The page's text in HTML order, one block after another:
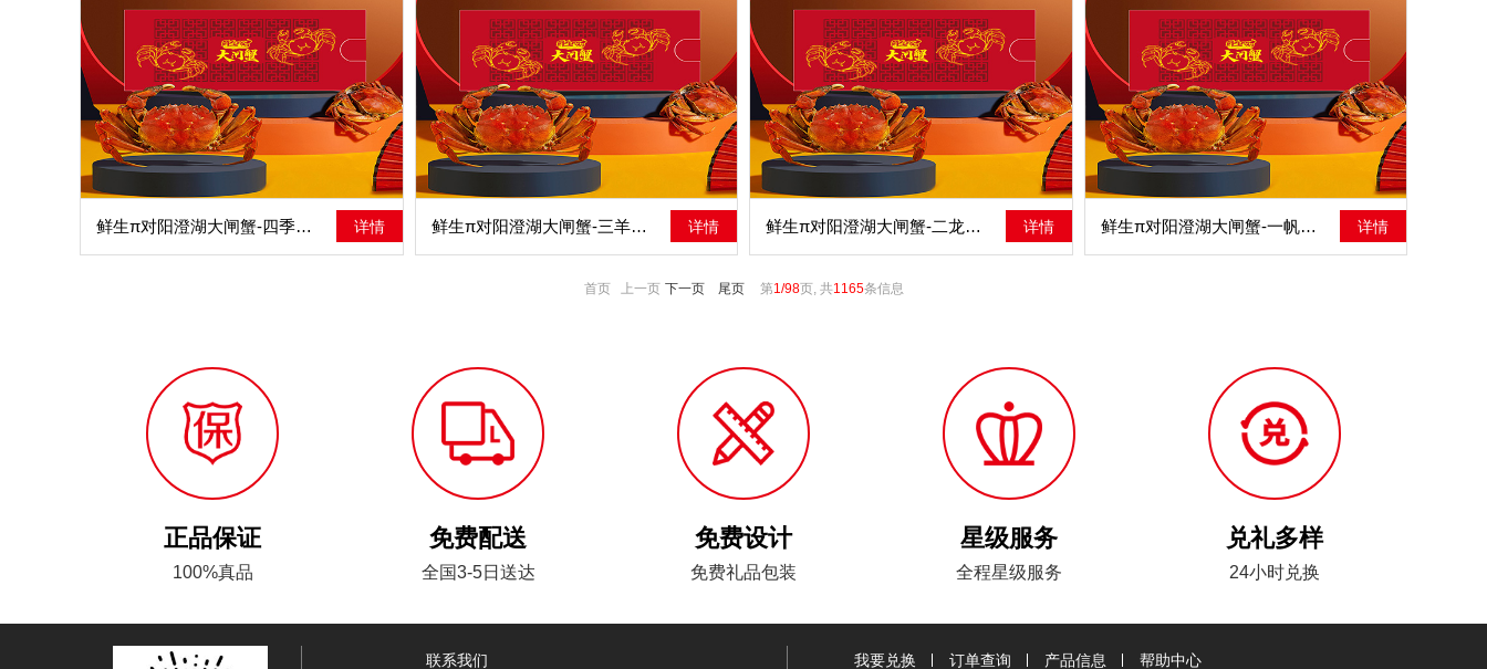
鲜生π对阳澄湖大闸蟹-四季平安 详情 鲜生π对阳澄湖大闸蟹-三羊开泰 详情 鲜生π对阳澄湖大闸蟹-二龙腾飞 详情 鲜生π对阳澄湖大闸蟹-一帆风顺 详情
首页 上一页 下一页 尾页 第1/98页, 共1165条信息
正品保证
100%真品
免费配送
全国3-5日送达
免费设计
免费礼品包装
星级服务
全程星级服务
兑礼多样
24小时兑换
联系我们 我要兑换 订单查询 产品信息 帮助中心